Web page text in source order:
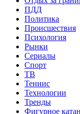
ПДД
Политика
Происшествия
Психология
Рынки
Сериалы
Спорт
ТВ
Теннис
Технологии
Тренды
Фигурное